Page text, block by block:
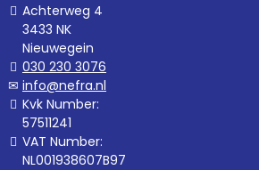
Achterweg 4
3433 NK
Nieuwegein
030 230 3076
info@nefra.nl
Kvk Number:
57511241
VAT Number:
NL001938607B97